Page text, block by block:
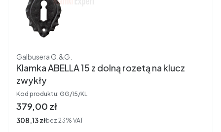
Producent
Galbusera G.&G.
Klamka ABELLA 15 z dolną rozetą na klucz
zwykły
Kod produktu: GG/15/KL
Cena brutto
379,00 zł
Cena netto
308,13 złbez 23% VAT